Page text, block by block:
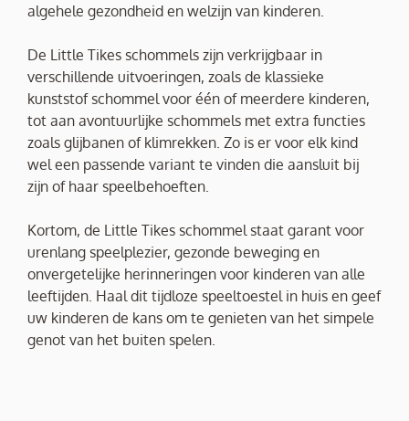
algehele gezondheid en welzijn van kinderen.
De Little Tikes schommels zijn verkrijgbaar in
verschillende uitvoeringen, zoals de klassieke
kunststof schommel voor één of meerdere kinderen,
tot aan avontuurlijke schommels met extra functies
zoals glijbanen of klimrekken. Zo is er voor elk kind
wel een passende variant te vinden die aansluit bij
zijn of haar speelbehoeften.
Kortom, de Little Tikes schommel staat garant voor
urenlang speelplezier, gezonde beweging en
onvergetelijke herinneringen voor kinderen van alle
leeftijden. Haal dit tijdloze speeltoestel in huis en geef
uw kinderen de kans om te genieten van het simpele
genot van het buiten spelen.